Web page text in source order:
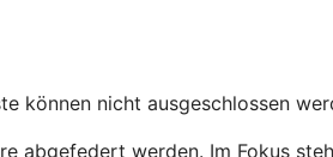
können nicht ausgeschlossen
abgefedert werden. Im Fokus